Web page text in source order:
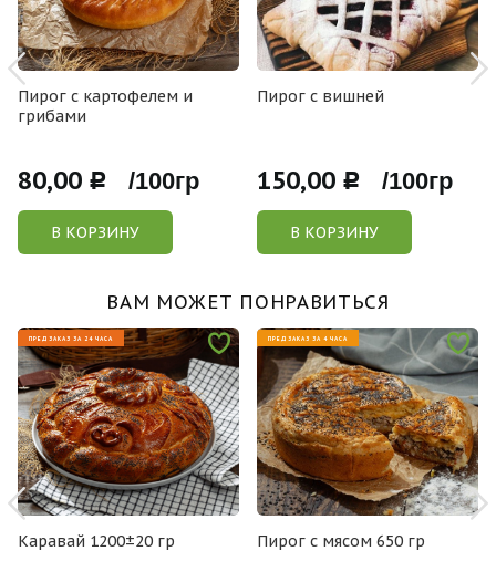
Пирог с картофелем и
грибами
80,00 Р /100гр
В КОРЗИНУ
Пирог с вишней
150,00 Р /100гр
В КОРЗИНУ
ВАМ МОЖЕТ ПОНРАВИТЬСЯ
ПРЕДЗАКАЗ ЗА 24 ЧАСА
Каравай 1200±20 гр
ПРЕДЗАКАЗ ЗА 4 ЧАСА
Пирог с мясом 650 гр